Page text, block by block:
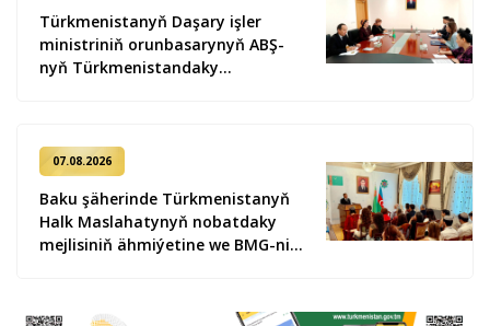
Türkmenistanyň Daşary işler
ministriniň orunbasarynyň ABŞ-
nyň Türkmenistandaky
07.08.2026
Baku şäherinde Türkmenistanyň
Halk Maslahatynyň nobatdaky
mejlisiniň ähmiýetine we BMG-niň
maslahat geçirildi